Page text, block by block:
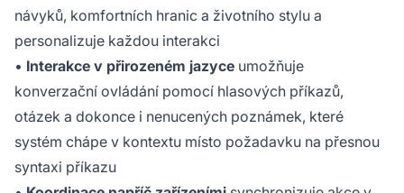
návyků, komfortních hranic a životního stylu a
personalizuje každou interakci
• Interakce v přirozeném jazyce umožňuje
konverzační ovládání pomocí hlasových příkazů,
otázek a dokonce i nenucených poznámek, které
systém chápe v kontextu místo požadavku na přesnou
syntaxi příkazu